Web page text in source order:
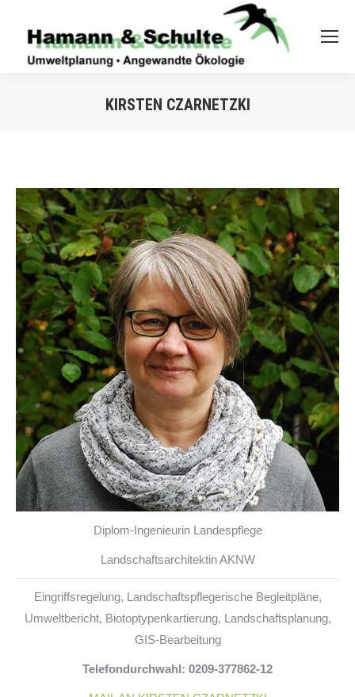
KIRSTEN CZARNETZKI
Diplom-Ingenieurin Landespflege
Landschaftsarchitektin AKNW
Eingriffsregelung, Landschaftspflegerische Begleitpläne,
Umweltbericht, Biotoptypenkartierung, Landschaftsplanung,
GIS-Bearbeitung
Telefondurchwahl: 0209-377862-12